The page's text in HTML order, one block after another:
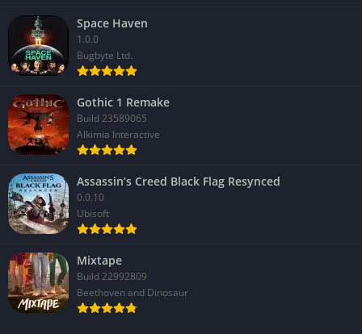
Space Haven
1.0.0
Bugbyte Ltd.
Gothic 1 Remake
Build 23589065
Alkimia Interactive
Assassin’s Creed Black Flag Resynced
0.0.10
Ubisoft
Mixtape
Build 22992809
Beethoven and Dinosaur